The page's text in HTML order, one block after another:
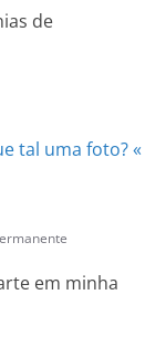
de
tal uma foto? «
em minha